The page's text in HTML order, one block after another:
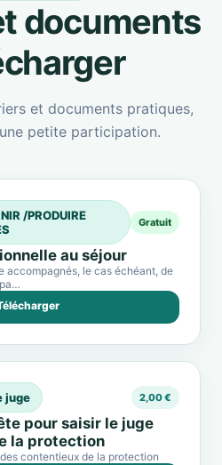
documents
et documents pratiques,
petite participation.
/PRODUIRE
Gratuit
au séjour
accompagnés, le cas échéant, de
juge 2,00 €
pour saisir le juge
la protection
contentieux de la protection